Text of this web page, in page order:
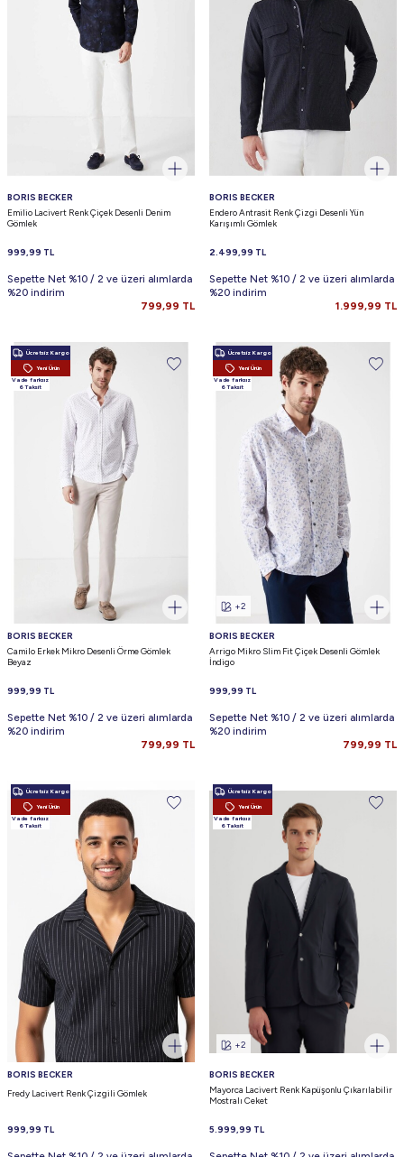
BORIS BECKER
Emilio Lacivert Renk Çiçek Desenli Denim
Gömlek
999,99 TL
Sepette Net %10 / 2 ve üzeri alımlarda
%20 indirim
799,99 TL
BORIS BECKER
Endero Antrasit Renk Çizgi Desenli Yün
Karışımlı Gömlek
2.499,99 TL
Sepette Net %10 / 2 ve üzeri alımlarda
%20 indirim
1.999,99 TL
Ücretsiz Kargo
Yeni Ürün
Vade farksız
6 Taksit
BORIS BECKER
Camilo Erkek Mikro Desenli Örme Gömlek
Beyaz
999,99 TL
Sepette Net %10 / 2 ve üzeri alımlarda
%20 indirim
799,99 TL
Ücretsiz Kargo
Yeni Ürün
Vade farksız
6 Taksit
+2
BORIS BECKER
Arrigo Mikro Slim Fit Çiçek Desenli Gömlek
İndigo
999,99 TL
Sepette Net %10 / 2 ve üzeri alımlarda
%20 indirim
799,99 TL
Ücretsiz Kargo
Yeni Ürün
Vade farksız
6 Taksit
BORIS BECKER
Fredy Lacivert Renk Çizgili Gömlek
999,99 TL
Ücretsiz Kargo
Yeni Ürün
Vade farksız
6 Taksit
+2
BORIS BECKER
Mayorca Lacivert Renk Kapüşonlu Çıkarılabilir
Mostralı Ceket
5.999,99 TL